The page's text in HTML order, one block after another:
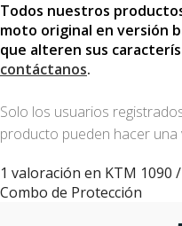
Todos nuestros
moto original en versión
que alteren sus
contáctanos.
1 valoración en KTM 1090
Combo de Protección
Solo los usuarios
producto pueden hacer una